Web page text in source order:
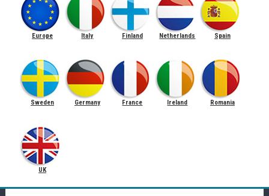
Europe Italy Finland Netherlands Spain
Sweden Germany France Ireland Romania
UK